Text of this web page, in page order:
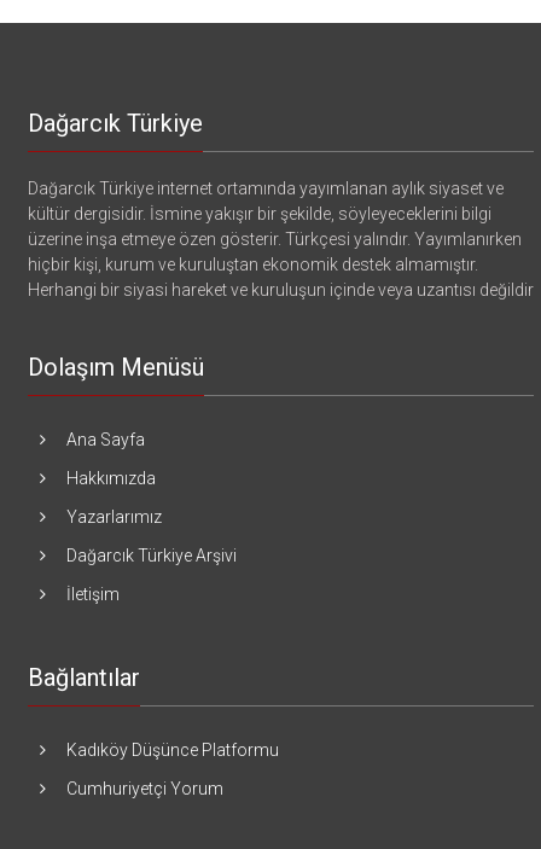
Dağarcık Türkiye
Dağarcık Türkiye internet ortamında yayımlanan aylık siyaset ve
kültür dergisidir. İsmine yakışır bir şekilde, söyleyeceklerini bilgi
üzerine inşa etmeye özen gösterir. Türkçesi yalındır. Yayımlanırken
hiçbir kişi, kurum ve kuruluştan ekonomik destek almamıştır.
Herhangi bir siyasi hareket ve kuruluşun içinde veya uzantısı değildir
Dolaşım Menüsü
Ana Sayfa
Hakkımızda
Yazarlarımız
Dağarcık Türkiye Arşivi
İletişim
Bağlantılar
Kadıköy Düşünce Platformu
Cumhuriyetçi Yorum